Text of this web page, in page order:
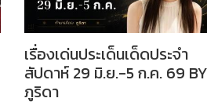
เรื่องเด่นประเด็นเด็ดประจำ
สัปดาห์ 29 มิ.ย.-5 ก.ค. 69
ภูริดา